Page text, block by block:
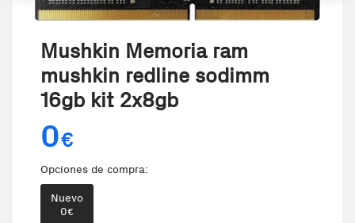
Mushkin Memoria ram
mushkin redline sodimm
16gb kit 2x8gb
0€
Opciones de compra:
Nuevo
0€